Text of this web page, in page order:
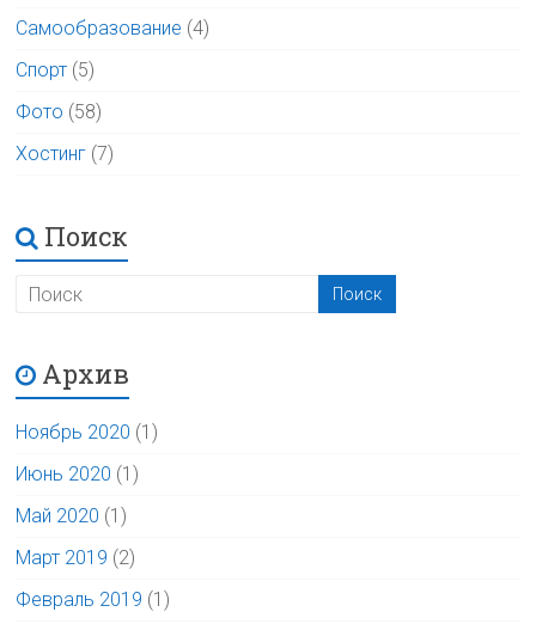
Самообразование (4)
Спорт (5)
Фото (58)
Хостинг (7)
Поиск
Архив
Ноябрь 2020 (1)
Июнь 2020 (1)
Май 2020 (1)
Март 2019 (2)
Февраль 2019 (1)